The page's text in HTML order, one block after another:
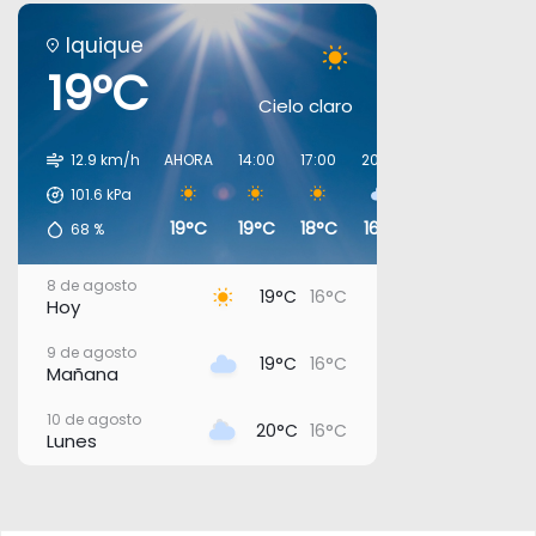
Iquique
19°C Cielo claro
12.9 km/h
101.6 kPa
68 %
AHORA
19°C
14:00
19°C
17:00
18°C
20:00
16°C
8 de agosto
Hoy 19°C 16°C
9 de agosto
Mañana 19°C 16°C
10 de agosto
Lunes 20°C 16°C